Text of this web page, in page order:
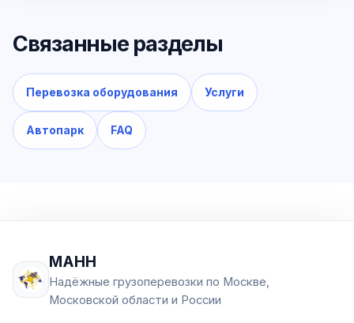
Связанные разделы
Перевозка оборудования Услуги
Автопарк FAQ
МАНН
Надёжные грузоперевозки по Москве,
Московской области и России